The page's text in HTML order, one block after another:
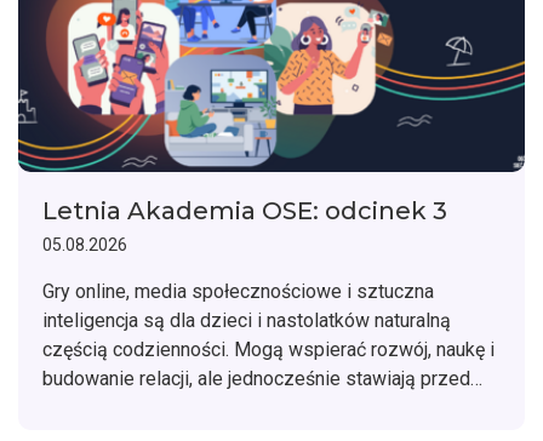
Letnia Akademia OSE: odcinek 3
05.08.2026
Gry online, media społecznościowe i sztuczna
inteligencja są dla dzieci i nastolatków naturalną
częścią codzienności. Mogą wspierać rozwój, naukę i
budowanie relacji, ale jednocześnie stawiają przed